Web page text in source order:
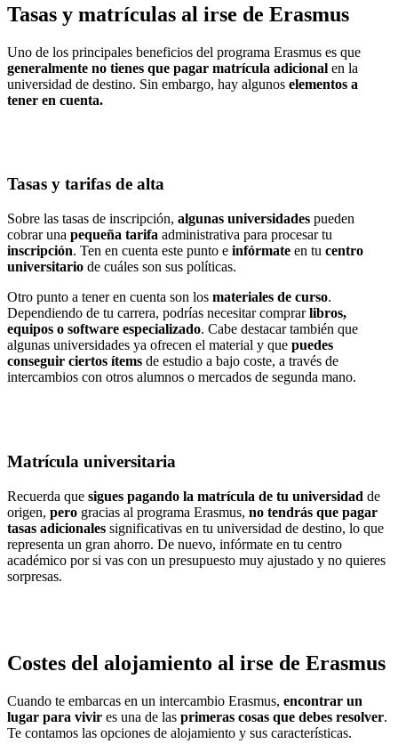
Tasas y matrículas al irse de Erasmus
Uno de los principales beneficios del programa Erasmus es que
generalmente no tienes que pagar matrícula adicional en la
universidad de destino. Sin embargo, hay algunos elementos a
tener en cuenta.
Tasas y tarifas de alta
Sobre las tasas de inscripción, algunas universidades pueden
cobrar una pequeña tarifa administrativa para procesar tu
inscripción. Ten en cuenta este punto e infórmate en tu centro
universitario de cuáles son sus políticas.
Otro punto a tener en cuenta son los materiales de curso.
Dependiendo de tu carrera, podrías necesitar comprarlibros,
equipos o software especializado. Cabe destacar también que
algunas universidades ya ofrecen el material y que puedes
conseguir ciertos ítems de estudio a bajo coste, a través de
intercambios con otros alumnos o mercados de segunda mano.
Matrícula universitaria
Recuerda que sigues pagando la matrícula de tu universidad de
origen, pero gracias al programa Erasmus, no tendrás que pagar
tasas adicionales significativas en tu universidad de destino, lo que
representa un gran ahorro. De nuevo, infórmate en tu centro
académico por si vas con un presupuesto muy ajustado y no quieres
sorpresas.
Costes del alojamiento al irse de Erasmus
Cuando te embarcas en un intercambio Erasmus, encontrar un
lugar para vivir es una de las primeras cosas que debes resolver.
Te contamos las opciones de alojamiento y sus características.